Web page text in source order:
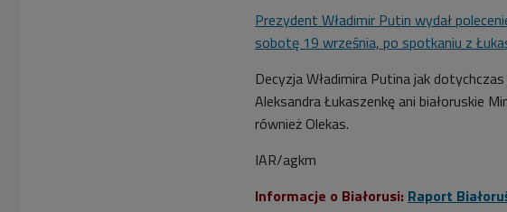
Prezydent Władimir Putin wydał
sobotę 19 września, po spotkaniu z
Decyzja Władimira Putina jak
Aleksandra Łukaszenkę ani białoruskie
również Olekas.
IAR/agkm
Informacje o Białorusi: Raport